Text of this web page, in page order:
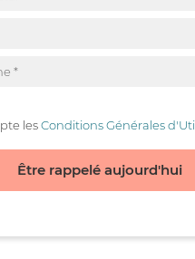
lesConditions Générales
Être rappelé aujourd'hui